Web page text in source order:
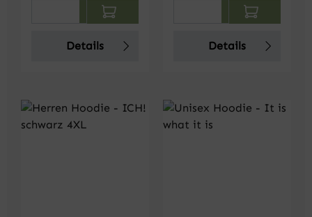
Produkt Anzahl: Gib den
Details
Produkt Anzahl:
Details